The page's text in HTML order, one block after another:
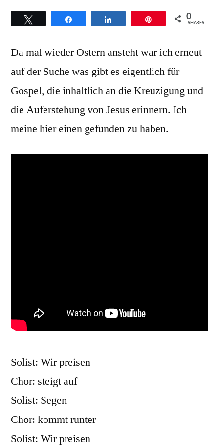
Mass
Choir
Hintergründe
Titel
When
praises
up
0
SHARES
Da mal wieder Ostern ansteht war ich erneut
auf der Suche was gibt es eigentlich für
Gospel, die inhaltlich an die Kreuzigung und
die Auferstehung von Jesus erinnern. Ich
meine hier einen gefunden zu haben.
Solist: Wir preisen
Chor: steigt auf
Solist: Segen
Chor: kommt runter
Solist: Wir preisen